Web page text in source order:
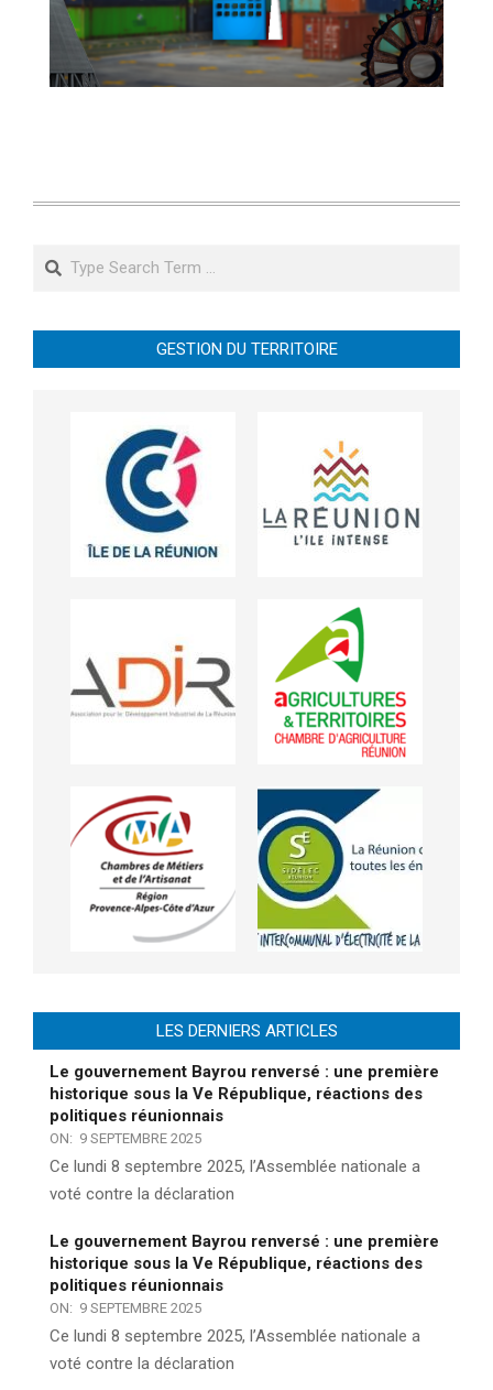
Search
GESTION DU TERRITOIRE
LES DERNIERS ARTICLES
Le gouvernement Bayrou renversé : une première
historique sous la Ve République, réactions des
politiques réunionnais
ON: 9 SEPTEMBRE 2025
Ce lundi 8 septembre 2025, l’Assemblée nationale a
voté contre la déclaration
Le gouvernement Bayrou renversé : une première
historique sous la Ve République, réactions des
politiques réunionnais
ON: 9 SEPTEMBRE 2025
Ce lundi 8 septembre 2025, l’Assemblée nationale a
voté contre la déclaration